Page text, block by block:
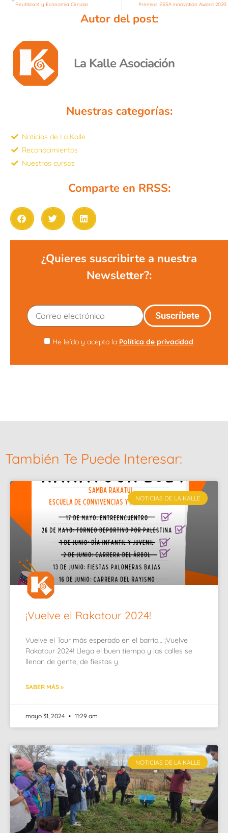
Reutiliza.K y Economía Circular Premios ESSA Innovatión Award 2020
Autor del post:
La Kalle Asociación
Nuestras categorías:
Noticias de La Kalle
Reconocimientos
Nuestros cursos
Comparte en RRSS:
¿Quieres suscribirte a nuestra
Newsletter?:
He leído y acepto la Política de privacidad.
También Te Puede Interesar:
NOTICIAS DE LA KALLE
¡Vuelve el Rakatour 2024!
Vuelve el Tour más esperado en el barrio… ¡Vuelve
Rakatour 2024! Llega el buen tiempo y las calles se
llenan de gente, de fiestas y
SABER MÁS »
mayo 31, 2024 11:29 am
NOTICIAS DE LA KALLE